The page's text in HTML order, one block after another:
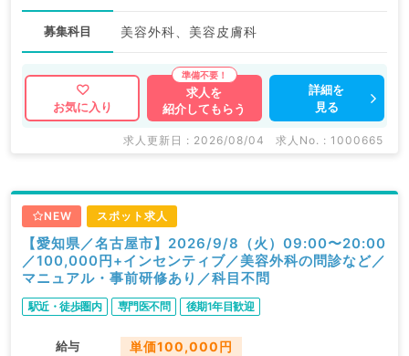
募集科目 美容外科、美容皮膚科
お気に入り
求人を
紹介してもらう
詳細を
見る
求人更新日 : 2026/08/04 求人No. : 1000665
NEW スポット求人
【愛知県／名古屋市】2026/9/8（火）09:00〜20:00
／100,000円+インセンティブ／美容外科の問診など／
マニュアル・事前研修あり／科目不問
駅近・徒歩圏内 専門医不問 後期1年目歓迎
給与 単価100,000円